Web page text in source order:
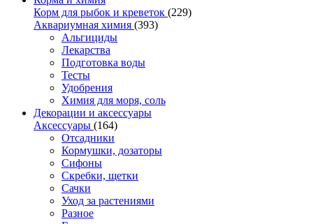
Корм для рыбок и креветок (229)
Аквариумная химия (393)
Альгициды
Лекарства
Подготовка воды
Тесты
Удобрения
Химия для моря, соль
Декорации и аксессуары
Аксессуары (164)
Отсадники
Кормушки, дозаторы
Сифоны
Скребки, щетки
Сачки
Уход за растениями
Разное